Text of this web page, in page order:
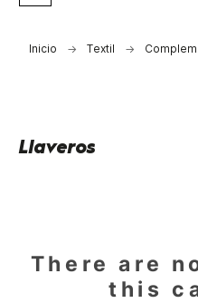
Inicio Textil
Llaveros
There are
this